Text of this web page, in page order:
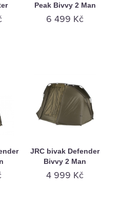
Peak Bivvy 2 Man
6 499 Kč
JRC bivak Defender
Bivvy 2 Man
4 999 Kč